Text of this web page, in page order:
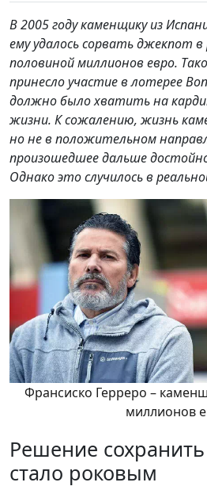
В 2005 году каменщику из
ему удалось сорвать джекпот
половиной миллионов евро.
принесло участие в лотерее
должно было хватить на
жизни. К сожалению, жизнь
но не в положительном
произошедшее дальше
Однако это случилось в
Франсиско Герреро –
миллионов
Решение
стало роковым